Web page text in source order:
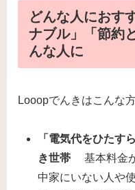
どんな人におす
ナブル」「節約
んな人に
Looopでんきはこんな
「電気代をひたす
き世帯 基本料金
中家にいない人や